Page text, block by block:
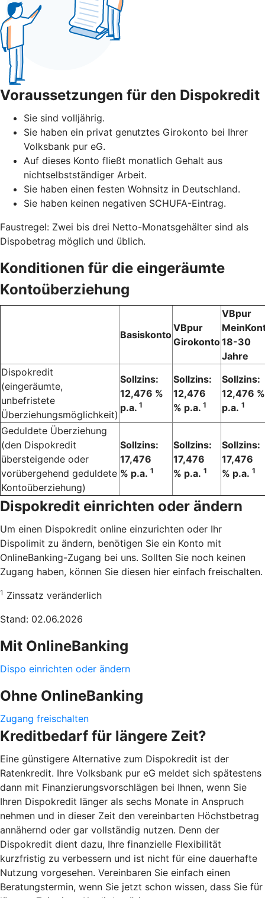
Voraussetzungen für den Dispokredit
Sie sind volljährig.
Sie haben ein privat genutztes Girokonto bei Ihrer
Volksbank pur eG.
Auf dieses Konto fließt monatlich Gehalt aus
nichtselbstständiger Arbeit.
Sie haben einen festen Wohnsitz in Deutschland.
Sie haben keinen negativen SCHUFA-Eintrag.
Faustregel: Zwei bis drei Netto-Monatsgehälter sind als
Dispobetrag möglich und üblich.
Konditionen für die eingeräumte
Kontoüberziehung
Basiskonto
VBpur
Girokonto
VBpur
18-30
Jahre
Dispokredit
(eingeräumte,
unbefristete
Überziehungsmöglichkeit)
Sollzins:
12,476 %
p.a. 1
Sollzins:
12,476
% p.a. 1
Sollzins:
12,476 %
p.a. 1
Geduldete Überziehung
(den Dispokredit
übersteigende oder
vorübergehend geduldete
Kontoüberziehung)
Sollzins:
17,476
% p.a. 1
Sollzins:
17,476
% p.a. 1
Sollzins:
17,476
% p.a. 1
Dispokredit einrichten oder ändern
Um einen Dispokredit online einzurichten oder Ihr
Dispolimit zu ändern, benötigen Sie ein Konto mit
OnlineBanking-Zugang bei uns. Sollten Sie noch keinen
Zugang haben, können Sie diesen hier einfach freischalten.
1 Zinssatz veränderlich
Stand: 02.06.2026
Mit OnlineBanking
Dispo einrichten oder ändern
Ohne OnlineBanking
Zugang freischalten
Kreditbedarf für längere Zeit?
Eine günstigere Alternative zum Dispokredit ist der
Ratenkredit. Ihre Volksbank pur eG meldet sich spätestens
dann mit Finanzierungsvorschlägen bei Ihnen, wenn Sie
Ihren Dispokredit länger als sechs Monate in Anspruch
nehmen und in dieser Zeit den vereinbarten Höchstbetrag
annähernd oder gar vollständig nutzen. Denn der
Dispokredit dient dazu, Ihre finanzielle Flexibilität
kurzfristig zu verbessern und ist nicht für eine dauerhafte
Nutzung vorgesehen. Vereinbaren Sie einfach einen
Beratungstermin, wenn Sie jetzt schon wissen, dass Sie für